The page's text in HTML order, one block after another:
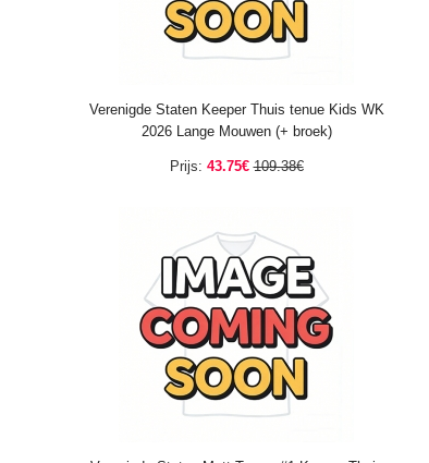
Verenigde Staten Keeper Thuis tenue Kids WK
2026 Lange Mouwen (+ broek)
Prijs: 43.75€ 109.38€